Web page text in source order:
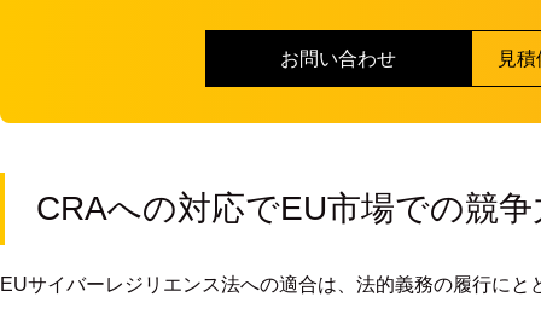
お問い合わせ 見
CRAへの対応でEU市場での競
EUサイバーレジリエンス法への適合は、法的義務の履行にと